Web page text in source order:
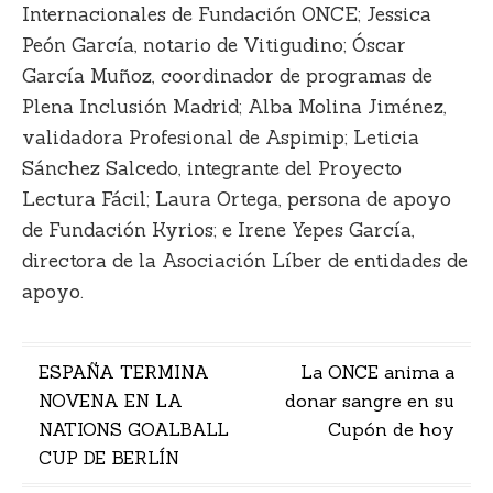
Internacionales de Fundación ONCE; Jessica
Peón García, notario de Vitigudino; Óscar
García Muñoz, coordinador de programas de
Plena Inclusión Madrid; Alba Molina Jiménez,
validadora Profesional de Aspimip; Leticia
Sánchez Salcedo, integrante del Proyecto
Lectura Fácil; Laura Ortega, persona de apoyo
de Fundación Kyrios; e Irene Yepes García,
directora de la Asociación Líber de entidades de
apoyo.
Navegación
de
entradas
ESPAÑA TERMINA
NOVENA EN LA
NATIONS GOALBALL
CUP DE BERLÍN
La ONCE anima a
donar sangre en su
Cupón de hoy